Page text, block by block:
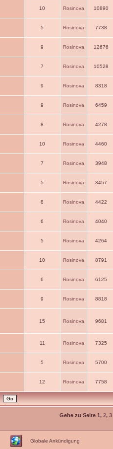
10 Rosinova 10890
5 Rosinova 7738
9 Rosinova 12676
7 Rosinova 10528
9 Rosinova 8318
9 Rosinova 6459
8 Rosinova 4278
10 Rosinova 4460
7 Rosinova 3948
5 Rosinova 3457
8 Rosinova 4422
6 Rosinova 4040
5 Rosinova 4264
10 Rosinova 8791
6 Rosinova 6125
9 Rosinova 8818
15 Rosinova 9681
11 Rosinova 7325
5 Rosinova 5700
12 Rosinova 7758
Gehe zu Seite 1, 2, 3
Globale Ankündigung